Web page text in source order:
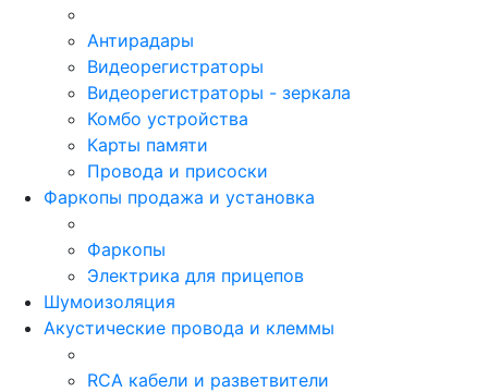
Антирадары
Видеорегистраторы
Видеорегистраторы - зеркала
Комбо устройства
Карты памяти
Провода и присоски
Фаркопы продажа и установка
Фаркопы
Электрика для прицепов
Шумоизоляция
Акустические провода и клеммы
RCA кабели и разветвители